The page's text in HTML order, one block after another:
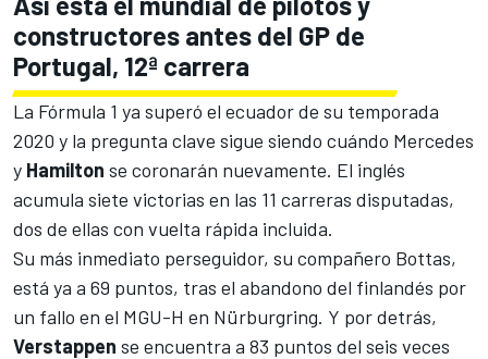
constructores antes del GP de
Portugal, 12ª carrera
La Fórmula 1 ya superó el ecuador de su temporada
2020 y la pregunta clave sigue siendo cuándo Mercedes
y Hamilton se coronarán nuevamente. El inglés
acumula siete victorias en las 11 carreras disputadas,
dos de ellas con vuelta rápida incluida.
Su más inmediato perseguidor, su compañero Bottas,
está ya a 69 puntos, tras el abandono del finlandés por
un fallo en el MGU-H en Nürburgring. Y por detrás,
Verstappen se encuentra a 83 puntos del seis veces